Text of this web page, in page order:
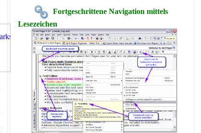
Fortgeschrittene Navigation mittels
Lesezeichen